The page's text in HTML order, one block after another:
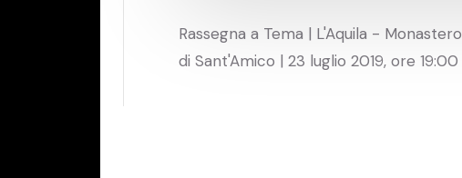
Rassegna a Tema | L'Aquila - Monastero
di Sant'Amico | 23 luglio 2019, ore 19:00